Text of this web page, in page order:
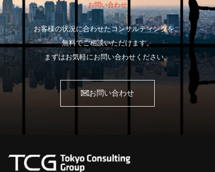
お問い合わせ
お客様の状況に合わせたコンサルティングを、
無料でご相談いただけます。
まずはお気軽にお問い合わせください。
お問い合わせ